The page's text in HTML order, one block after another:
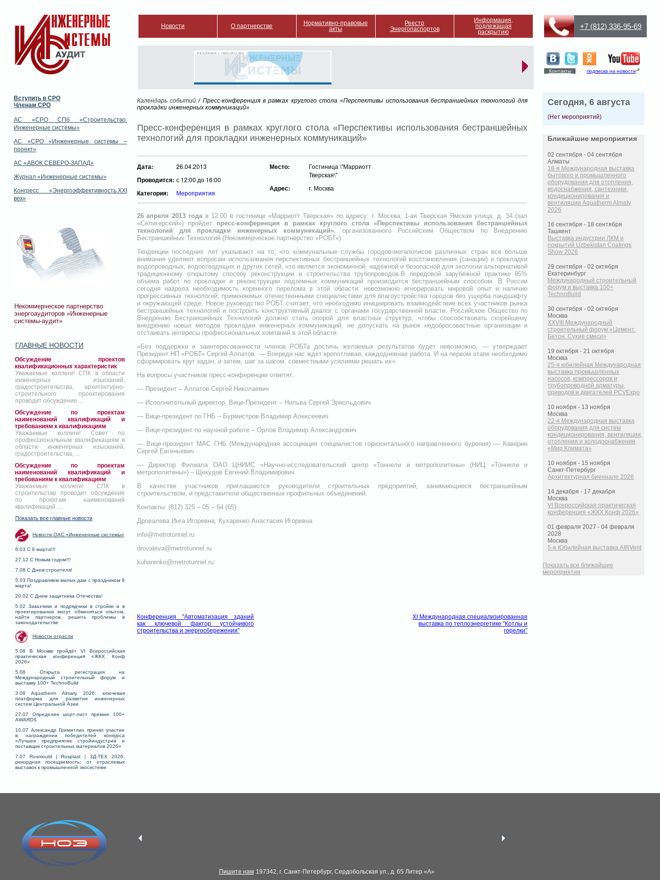
Новости О партнерстве
Нормативно-правовые
акты
Реестр
Энергопаспортов
Информация,
подлежащая
раскрытию
РЕКЛАМА | ISGURU.RU
+7 (812) 336-95-69
Контакты подписка на новости
Вступить в СРО
Членам СРО
АС «СРО СПб «Строительство.
Инженерные системы»
АС «СРО «Инженерные системы –
проект»
АС «АВОК СЕВЕРО-ЗАПАД»
Журнал «Инженерные системы»
Конгресс «Энергоэффективность.XXI
век»
Некоммерческое партнерство
энергоаудиторов «Инженерные
системы-аудит»
ГЛАВНЫЕ НОВОСТИ
Обсуждение проектов
квалификационных характеристик
Уважаемые коллеги! СПК в области
инженерных изысканий,
градостроительства, архитектурно-
строительного проектирования
проводит обсуждение ...
Обсуждение по проектам
наименований квалификаций и
требованиям к квалификациям
Уважаемые коллеги! Совет по
профессиональным квалификациям в
области инженерных изысканий,
градостроительства, ...
Обсуждение по проектам
наименований квалификаций и
требованиям к квалификациям
Уважаемые коллеги! СПК в
строительстве проводит обсуждение
по проектам наименований
квалификаций ...
Показать все главные новости
Новости ОАС «Инженерные системы»
6.03 С 8 марта!!!
27.12 С Новым годом!!!
7.08 С Днем строителя!
5.03 Поздравляем милых дам с праздником 8
марта!
20.02 С Днем защитника Отечества!
5.02 Заказчики и подрядчики в стройке и в
проектировании могут обменяться опытом,
найти партнеров, решить проблемы в
законодательстве
Новости отрасли
5.08 В Москве пройдёт VI Всероссийская
практическая конференция «ЖКХ Конф
2026»
5.08 Открыта регистрация на
Международный строительный форум и
выставку 100+ TechnoBuild
3.08 Aquatherm Almaty 2026: ключевая
платформа для развития инженерных
систем Центральной Азии
27.07 Определен шорт-лист премии 100+
AWARDS
10.07 Александр Гримитлин принял участие
в награждении победителей конкурса
«Лучшее предприятие стройиндустрии и
поставщик строительных материалов 2026»
7.07 Rosmould | Rosplast | 3Д-ТЕХ 2026:
рекордная посещаемость; от отраслевых
выставок к промышленной экосистеме
Сегодня, 6 августа
(Нет мероприятий)
Ближайшие мероприятия
02 сентября - 04 сентября
Алматы
18-я Международная выставка
бытового и промышленного
оборудования для отопления,
водоснабжения, сантехники,
кондиционирования и
вентиляции Aquatherm Almaty
2026
16 сентября - 18 сентября
Ташкент
Выставка индустрии ЛКМ и
покрытий Uzbekistan Coatings
Show 2026
29 сентября - 02 октября
Екатеринбург
Международный строительный
форум и выставка 100+
TechnoBuild
30 сентября - 02 октября
Москва
XXVIII Международный
строительный форум «Цемент.
Бетон. Сухие смеси»
19 октября - 21 октября
Москва
25-я юбилейная Международная
выставка промышленных
насосов, компрессоров и
трубопроводной арматуры,
приводов и двигателей PCVExpo
10 ноября - 13 ноября
Москва
22-я Международная выставка
оборудования для систем
кондиционирования, вентиляции,
отопления и холодоснабжения
«Мир Климата»
10 ноября - 15 ноября
Санкт-Петербург
Архитектурная биеннале 2026
14 декабря - 17 декабря
Москва
VI Всероссийская практическая
конференция «ЖКХ Конф 2026»
01 февраля 2027 - 04 февраля
2028
Москва
5-я Юбилейная выставка AIRVent
Показать все ближайшие
мероприятия
Календарь событий / Пресс-конференция в рамках круглого стола «Перспективы использования бестраншейных технологий для
прокладки инженерных коммуникаций»
Пресс-конференция в рамках круглого стола «Перспективы использования бестраншейных
технологий для прокладки инженерных коммуникаций»
Дата: 26.04.2013
Проводится: с 12:00 до 16:00
Категория: Мероприятия
Место:
Гостиница \"Марриотт
Тверская\"
Адрес: г. Москва
26 апреля 2013 годав 12:00 в гостинице «Марриотт Тверская» по адресу: г. Москва, 1-ая Тверская Ямская улица, д. 34 (зал
«Селигерский») пройдет пресс-конференция в рамках круглого стола «Перспективы использования бестраншейных
технологий для прокладки инженерных коммуникаций», организованного Российским Обществом по Внедрению
Бестраншейных Технологий (Некоммерческое партнерство «РОБТ»).
Тенденции последних лет указывают на то, что коммунальные службы городов-мегаполисов различных стран все больше
внимания уделяют вопросам использования перспективных бестраншейных технологий восстановления (санации) и прокладки
водопроводных, водоотводящих и других сетей, что является экономичной, надежной и безопасной для экологии альтернативой
традиционному открытому способу реконструкции и строительства трубопроводов.В передовой зарубежной практике 95%
объема работ по прокладке и реконструкции подземных коммуникаций производится бестраншейным способом. В России
сегодня назрела необходимость коренного перелома в этой области: невозможно игнорировать мировой опыт и наличие
прогрессивных технологий, применяемых отечественными специалистами для благоустройства городов без ущерба ландшафту
и окружающей среде. Новое руководство РОБТ считает, что необходимо инициировать взаимодействие всех участников рынка
бестраншейных технологий и построить конструктивный диалог с органами государственной власти. Российское Общество по
Внедрению Бестраншейных Технологий должно стать опорой для властных структур, чтобы способствовать скорейшему
внедрению новых методов прокладки инженерных коммуникаций, не допускать на рынок недобросовестные организации и
отстаивать интересы профессиональных компаний в этой области.
«Без поддержки и заинтересованности членов РОБТа достичь желаемых результатов будет невозможно, — утверждает
Президент НП «РОБТ» Сергей Алпатов. — Впереди нас ждет кропотливая, каждодневная работа. И на первом этапе необходимо
сформировать круг задач, и затем, шаг за шагом, совместными усилиями решать их».
На вопросы участников пресс-конференции ответят:
— Президент – Алпатов Сергей Николаевич
— Исполнительный директор, Вице-Президент – Нильва Сергей Эрнольдович
— Вице-президент по ГНБ – Бурмистров Владимир Алексеевич
— Вице-президент по научной работе – Орлов Владимир Александрович
— Вице-президент МАС ГНБ (Международная ассоциация специалистов горизонтального направленного бурения) — Каверин
Сергей Евгеньевич
— Директор Филиала ОАО ЦНИИС «Научно-исследовательский центр «Тоннели и метрополитены» (НИЦ «Тоннели и
метрополитены») – Щекудов Евгений Владимирович
В качестве участников приглашаются руководители строительных предприятий, занимающиеся бестраншейным
строительством, и представители общественных профильных объединений.
Контакты: (812) 325 – 05 – 64 (65)
Дровалева Инга Игоревна, Кухаренко Анастасия Игоревна
info@metrotunnel.ru
drovaleva@metrotunnel.ru
kuharenko@metrotunnel.ru
Конференция "Автоматизация зданий
как ключевой фактор устойчивого
строительства и энергосбережения"
XI Международная специализированная
выставка по теплоэнергетике “Котлы и
горелки”
Пишите нам 197342, г. Санкт-Петербург, Сердобольская ул., д. 65 Литер «А»